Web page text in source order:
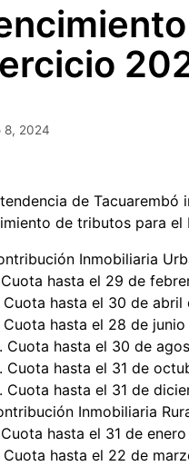
8, 2024
de
de tributos para el
Inmobiliaria
Cuota hasta el 29 de
Cuota hasta el 30 de
Cuota hasta el 28 de
Cuota hasta el 30 de
Cuota hasta el 31 de
Cuota hasta el 31 de
Inmobiliaria
Cuota hasta el 31 de
Cuota hasta el 22 de